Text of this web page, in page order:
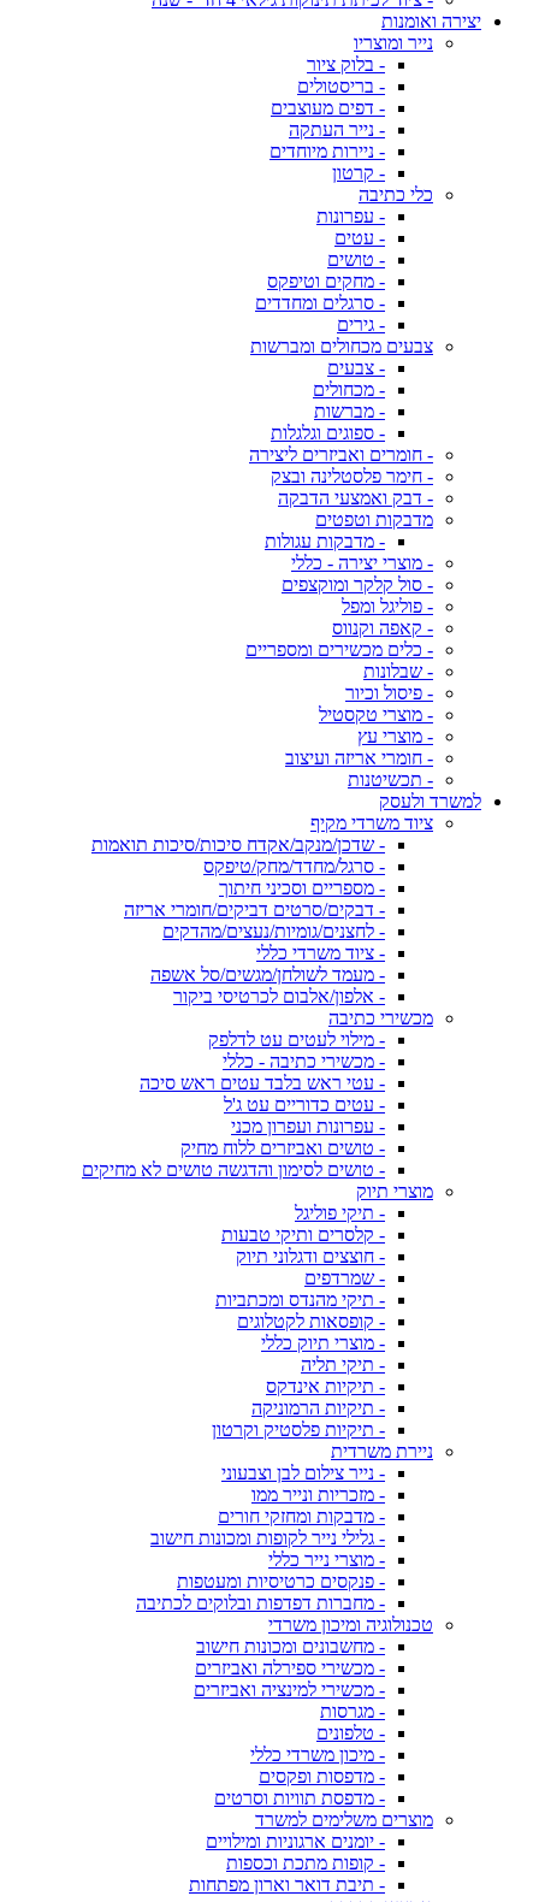
יצירה ואומנות
נייר ומוצריו
- בלוק ציור
- בריסטולים
- דפים מעוצבים
- נייר העתקה
- ניירות מיוחדים
- קרטון
כלי כתיבה
- עפרונות
- עטים
- טושים
- מחקים וטיפקס
- סרגלים ומחדדים
- גירים
צבעים מכחולים ומברשות
- צבעים
- מכחולים
- מברשות
- ספוגים וגלגלות
- חומרים ואביזרים ליצירה
- חימר פלסטלינה ובצק
- דבק ואמצעי הדבקה
מדבקות וטפטים
- מדבקות עגולות
- מוצרי יצירה - כללי
- סול קלקר ומוקצפים
- פוליגל ומפל
- קאפה וקנווס
- כלים מכשירים ומספריים
- שבלונות
- פיסול וכיור
- מוצרי טקסטיל
- מוצרי עץ
- חומרי אריזה ועיצוב
- תכשיטנות
למשרד ולעסק
ציוד משרדי מקיף
- שדכן/מנקב/אקדח סיכות/סיכות תואמות
- סרגל/מחדד/מחק/טיפקס
- מספריים וסכיני חיתוך
- דבקים/סרטים דביקים/חומרי אריזה
- לחצנים/גומיות/נעצים/מהדקים
- ציוד משרדי כללי
- מעמד לשולחן/מגשים/סל אשפה
- אלפון/אלבום לכרטיסי ביקור
מכשירי כתיבה
- מילוי לעטים עט לדלפק
- מכשירי כתיבה - כללי
- עטי ראש בלבד עטים ראש סיכה
- עטים כדוריים עט ג'ל
- עפרונות ועפרון מכני
- טושים ואביזרים ללוח מחיק
- טושים לסימון והדגשה טושים לא מחיקים
מוצרי תיוק
- תיקי פוליגל
- קלסרים ותיקי טבעות
- חוצצים ודגלוני תיוק
- שמרדפים
- תיקי מהנדס ומכתביות
- קופסאות לקטלוגים
- מוצרי תיוק כללי
- תיקי תליה
- תיקיות אינדקס
- תיקיות הרמוניקה
- תיקיות פלסטיק וקרטון
ניירת משרדית
- נייר צילום לבן וצבעוני
- מזכריות ונייר ממו
- מדבקות ומחזקי חורים
- גלילי נייר לקופות ומכונות חישוב
- מוצרי נייר כללי
- פנקסים כרטיסיות ומעטפות
- מחברות דפדפות ובלוקים לכתיבה
טכנולוגיה ומיכון משרדי
- מחשבונים ומכונות חישוב
- מכשירי ספירלה ואביזרים
- מכשירי למינציה ואביזרים
- מגרסות
- טלפונים
- מיכון משרדי כללי
- מדפסות ופקסים
- מדפסת תוויות וסרטים
מוצרים משלימים למשרד
- יומנים ארגוניות ומילויים
- קופות מתכת וכספות
- תיבת דואר וארון מפתחות